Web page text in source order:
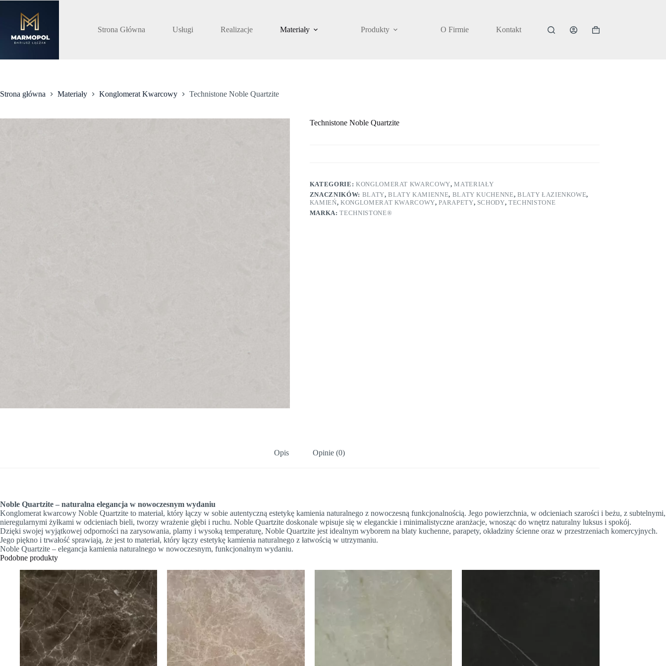
Strona Główna
Usługi Realizacje Materiały Produkty O Firmie Kontakt Koszyk
Strona główna Materiały Konglomerat Kwarcowy Technistone Noble Quartzite
Technistone Noble Quartzite
KATEGORIE: KONGLOMERAT KWARCOWY,MATERIAŁY
ZNACZNIKÓW: BLATY,BLATY KAMIENNE, BLATY KUCHENNE,BLATY ŁAZIENKOWE,
KAMIEŃ,KONGLOMERAT KWARCOWY,PARAPETY, SCHODY,TECHNISTONE
MARKA:TECHNISTONE®
Opis Opinie (0)
Noble Quartzite – naturalna elegancja w nowoczesnym wydaniu
Konglomerat kwarcowy Noble Quartzite to materiał, który łączy w sobie autentyczną estetykę kamienia naturalnego z nowoczesną funkcjonalnością. Jego powierzchnia, w odcieniach szarości i beżu, z subtelnymi,
nieregularnymi żyłkami w odcieniach bieli, tworzy wrażenie głębi i ruchu. Noble Quartzite doskonale wpisuje się w eleganckie i minimalistyczne aranżacje, wnosząc do wnętrz naturalny luksus i spokój.
Dzięki swojej wyjątkowej odporności na zarysowania, plamy i wysoką temperaturę, Noble Quartzite jest idealnym wyborem na blaty kuchenne, parapety, okładziny ścienne oraz w przestrzeniach komercyjnych.
Jego piękno i trwałość sprawiają, że jest to materiał, który łączy estetykę kamienia naturalnego z łatwością w utrzymaniu.
Noble Quartzite – elegancja kamienia naturalnego w nowoczesnym, funkcjonalnym wydaniu.
Podobne produkty